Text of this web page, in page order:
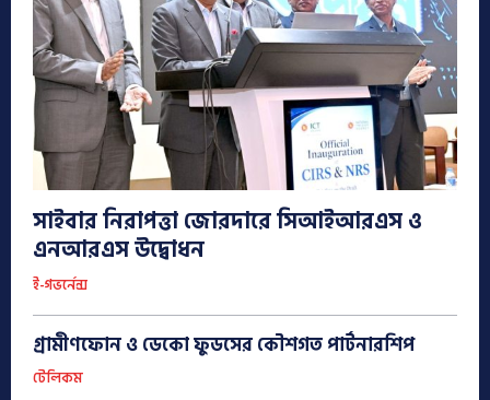
সাইবার নিরাপত্তা জোরদারে সিআইআরএস ও
এনআরএস উদ্বোধন
ই-গভর্নেন্স
গ্রামীণফোন ও ডেকো ফুডসের কৌশগত পার্টনারশিপ
টেলিকম